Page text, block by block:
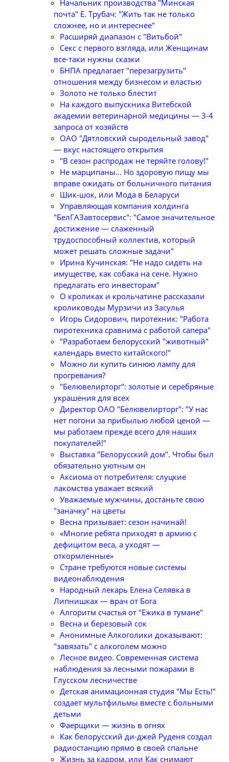
Начальник производства "Минская
почта" Е. Трубач: "Жить так не только
сложнее, но и интереснее"
Расширяй диапазон с "Витьбой"
Секс с первого взгляда, или Женщинам
все-таки нужны сказки
БНПА предлагает "перезагрузить"
отношения между бизнесом и властью
Золото не только блестит
На каждого выпускника Витебской
академии ветеринарной медицины — 3-4
запроса от хозяйств
ОАО "Дятловский сыродельный завод"
— вкус настоящего открытия
"В сезон распродаж не теряйте голову!"
Не марципаны... Но здоровую пищу мы
вправе ожидать от больничного питания
Шик-шок, или Мода в Беларуси
Управляющая компания холдинга
"БелГАЗавтосервис": "Самое значительное
достижение — слаженный
трудоспособный коллектив, который
может решать сложные задачи"
Ирина Кучинская: "Не надо сидеть на
имуществе, как собака на сене. Нужно
предлагать его инвесторам"
О кроликах и крольчатине рассказали
кролиководы Мурзичи из Засулья
Игорь Сидорович, пиротехник: "Работа
пиротехника сравнима с работой сапера"
"Разработаем белорусский "животный"
календарь вместо китайского!"
Можно ли купить синюю лампу для
прогревания?
"Белювелирторг": золотые и серебряные
украшения для всех
Директор ОАО "Белювелирторг": "У нас
нет погони за прибылью любой ценой —
мы работаем прежде всего для наших
покупателей!"
Выставка "Белорусский дом". Чтобы был
обязательно уютным он
Аксиома от потребителя: слуцкие
лакомства уважает всякий
Уважаемые мужчины, достаньте свою
"заначку" на цветы
Весна призывает: сезон начинай!
«Многие ребята приходят в армию с
дефицитом веса, а уходят —
откормленные»
Стране требуются новые системы
видеонаблюдения
Народный лекарь Елена Селявка в
Липнишках — врач от Бога
Алгоритм счастья от "Ежика в тумане"
Весна и березовый сок
Анонимные Алкоголики доказывают:
"завязать" с алкоголем можно
Лесное видео. Современная система
наблюдения за лесными пожарами в
Глусском лесничестве
Детская анимационная студия "Мы Есть!"
создает мультфильмы вместе с больными
детьми
Фаерщики — жизнь в огнях
Как белорусский ди-джей Руденя создал
радиостанцию прямо в своей спальне
Жизнь за кадром, или Как снимают